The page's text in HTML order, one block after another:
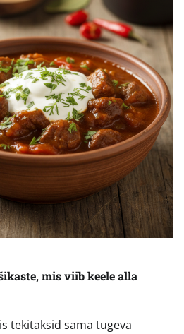
mis viib keele alla
tekitaksid sama tugeva